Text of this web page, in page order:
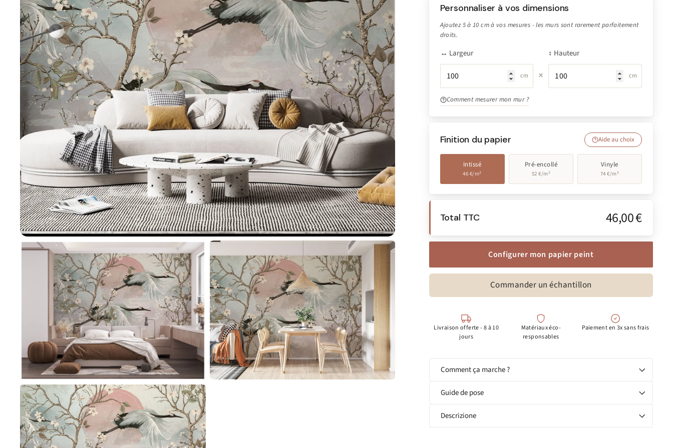
Personnaliser à vos dimensions
Ajoutez 5 à 10 cm à vos mesures - les murs sont rarement parfaitement
droits.
↔ Largeur
cm ×
↕ Hauteur
cm
Comment mesurer mon mur ?
Finition du papier Aide au choix
Intissé
46 €/m²
Pré-encollé
52 €/m²
Vinyle
74 €/m²
Total TTC 46,00 €
Configurer mon papier peint
Commander un échantillon
Livraison offerte - 8 à 10
jours
Matériaux éco-
responsables
Paiement en 3x sans frais
Comment ça marche ?
Guide de pose
Descrizione